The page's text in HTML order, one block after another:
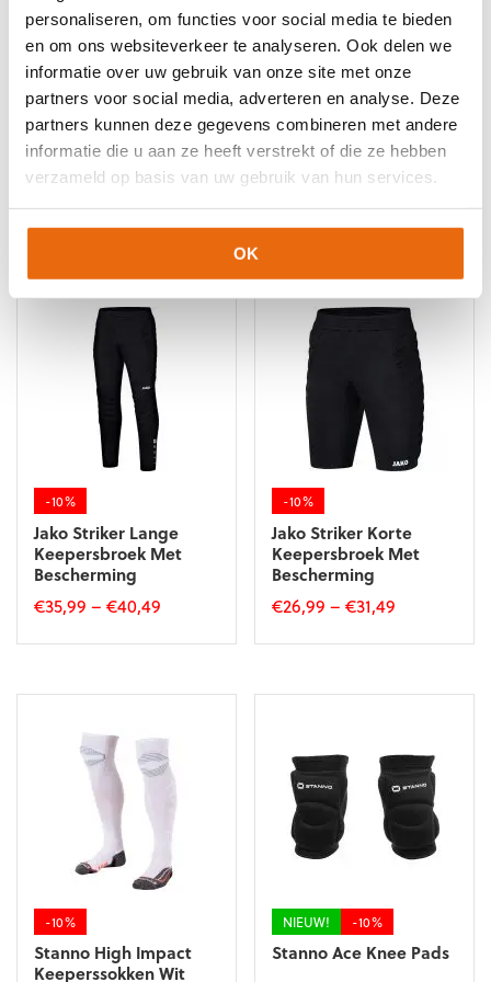
personaliseren, om functies voor social media te bieden
en om ons websiteverkeer te analyseren. Ook delen we
informatie over uw gebruik van onze site met onze
partners voor social media, adverteren en analyse. Deze
partners kunnen deze gegevens combineren met andere
informatie die u aan ze heeft verstrekt of die ze hebben
verzameld op basis van uw gebruik van hun services.
OK
8720663630520
8720663630537
Maat: XXL
Bedrukte artikelen kunnen wij helaas niet terugnemen.
Artikelnummer:N/BCategorieën:Gladiator Sports,Gladiator
Sports Keeperskleding,Heupbescherming, Keeper
onderkleding,Keepersbescherming,Keeperskleding, Nieuw
Senior 3/4 keepersbroeken,Senior Onderkleding
Gerelateerde producten
-10%
Jako Striker Lange
Keepersbroek Met
Bescherming
€35,99 – €40,49
Dit
variaties.
worden
de
productpagina
-10%
Jako Striker Korte
Keepersbroek Met
Bescherming
€26,99 –€31,49
Dit
Deze
optie
kan
gekozen
worden
de
productpagina
-10%
Stanno High Impact
Keeperssokken Wit
NIEUW! -10%
Stanno Ace Knee Pads